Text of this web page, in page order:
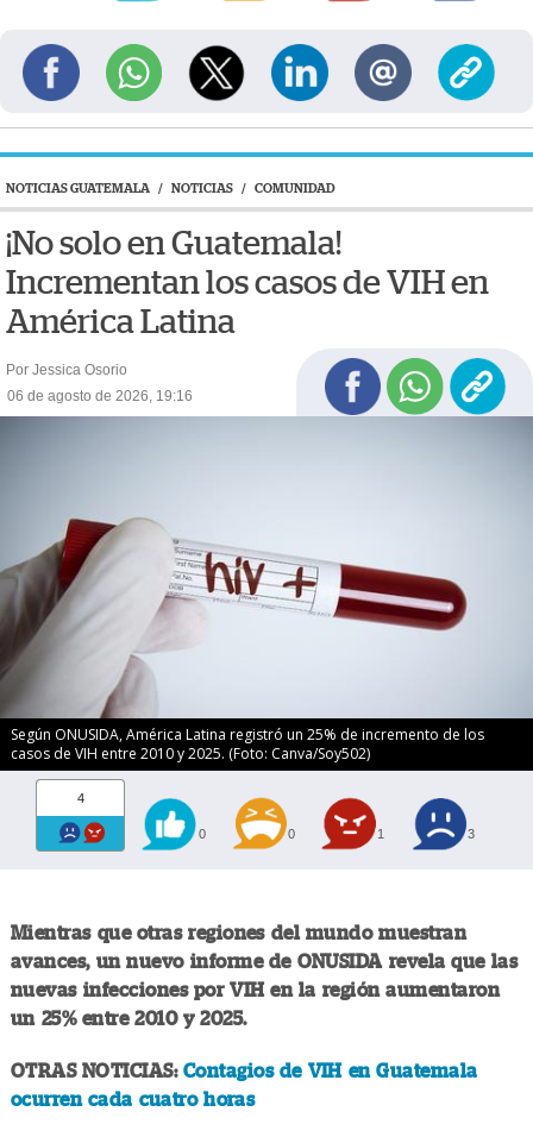
NOTICIAS GUATEMALA / NOTICIAS / COMUNIDAD
¡No solo en Guatemala!
Incrementan los casos de VIH en
América Latina
Por Jessica Osorio
06 de agosto de 2026, 19:16
Según ONUSIDA, América Latina registró un 25% de incremento de los
casos de VIH entre 2010 y 2025. (Foto: Canva/Soy502)
4
0 0 1 3
Mientras que otras regiones del mundo muestran
avances, un nuevo informe de ONUSIDA revela que las
nuevas infecciones por VIH en la región aumentaron
un 25% entre 2010 y 2025.
OTRAS NOTICIAS: Contagios de VIH en Guatemala
ocurren cada cuatro horas